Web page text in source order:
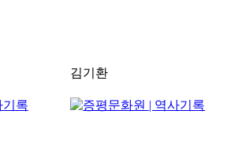
김기환